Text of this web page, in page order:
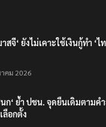
สจี‘ ยังไม่เคาะใช้เงินกู้ทำ ‘ไ
คม 2026
นก‘ ย้ำ ปชน. จุดยืนเดิมตามค
ลือกตั้ง